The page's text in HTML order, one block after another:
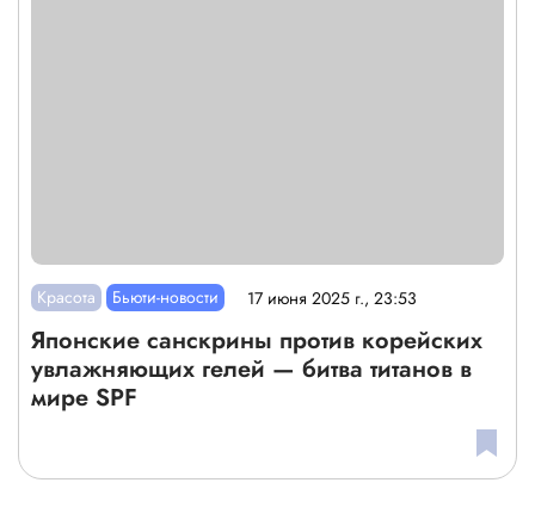
Красота Бьюти-новости 17 июня 2025 г., 23:53
Японские санскрины против корейских
увлажняющих гелей — битва титанов в
мире SPF